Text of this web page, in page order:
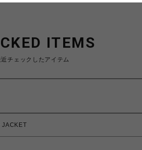
ITEMS
近チェックしたアイテム
JACKET